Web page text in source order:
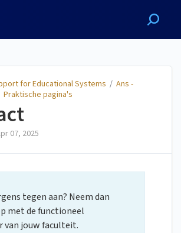
for Educational Systems / Ans -
Praktische pagina's
07, 2025
tegen aan? Neem dan
met de functioneel
van jouw faculteit.